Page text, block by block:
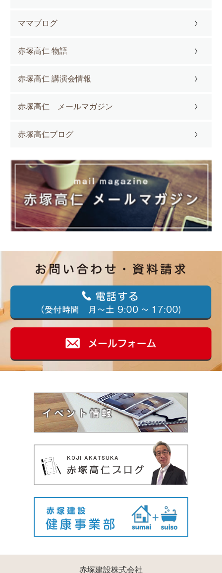
ママブログ
赤塚高仁 物語
赤塚高仁 講演会情報
赤塚高仁 メールマガジン
赤塚高仁ブログ
赤塚建設株式会社